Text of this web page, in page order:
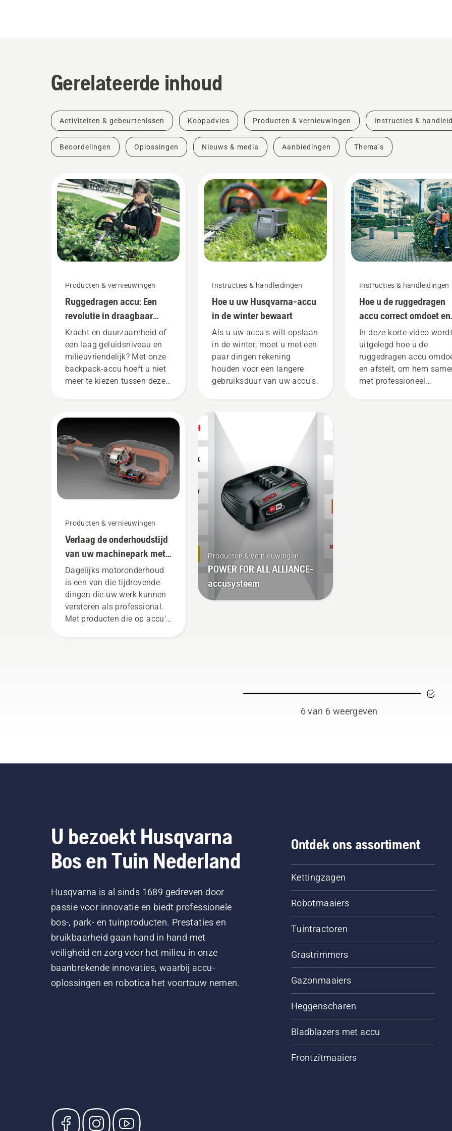
Gerelateerde inhoud
Activiteiten & gebeurtenissen Koopadvies Producten & vernieuwingen Instructies &
Beoordelingen Oplossingen Nieuws & media Aanbiedingen Thema's
Producten & vernieuwingen
Ruggedragen accu: Een
revolutie in draagbaar
elektrisch gereedschap
Kracht en duurzaamheid of
een laag geluidsniveau en
milieuvriendelijk? Met onze
backpack-accu hoeft u niet
meer te kiezen tussen deze
een compleet nieuw niveau”,
Product Manager draagbare
elektrische producten en
accumachines bij
Producten & vernieuwingen
Verlaag de onderhoudstijd
van uw machinepark met
accumachines
Dagelijks motoronderhoud
is een van die tijdrovende
dingen die uw werk kunnen
verstoren als professional.
Met producten die op accu's
Instructies & handleidingen
Hoe u uw Husqvarna-accu
in de winter bewaart
Als u uw accu's wilt opslaan
in de winter, moet u met een
paar dingen rekening
houden voor een langere
gebruiksduur van uw accu's.
Producten & vernieuwingen
POWER FOR ALL ALLIANCE-
accusysteem
Instructies & handleidingen
Hoe u de ruggedragen
accu correct omdoet en
afstelt
In deze korte video wordt
uitgelegd hoe u de
ruggedragen accu
en afstelt, om hem
met professioneel
6 van 6 weergeven
U bezoekt Husqvarna
Bos en Tuin Nederland
Husqvarna is al sinds 1689 gedreven door
passie voor innovatie en biedt professionele
bos-, park- en tuinproducten. Prestaties en
bruikbaarheid gaan hand in hand met
veiligheid en zorg voor het milieu in onze
baanbrekende innovaties, waarbij accu-
oplossingen en robotica het voortouw nemen.
Ontdek ons assortiment
Kettingzagen
Robotmaaiers
Tuintractoren
Grastrimmers
Gazonmaaiers
Heggenscharen
Bladblazers met accu
Frontzitmaaiers